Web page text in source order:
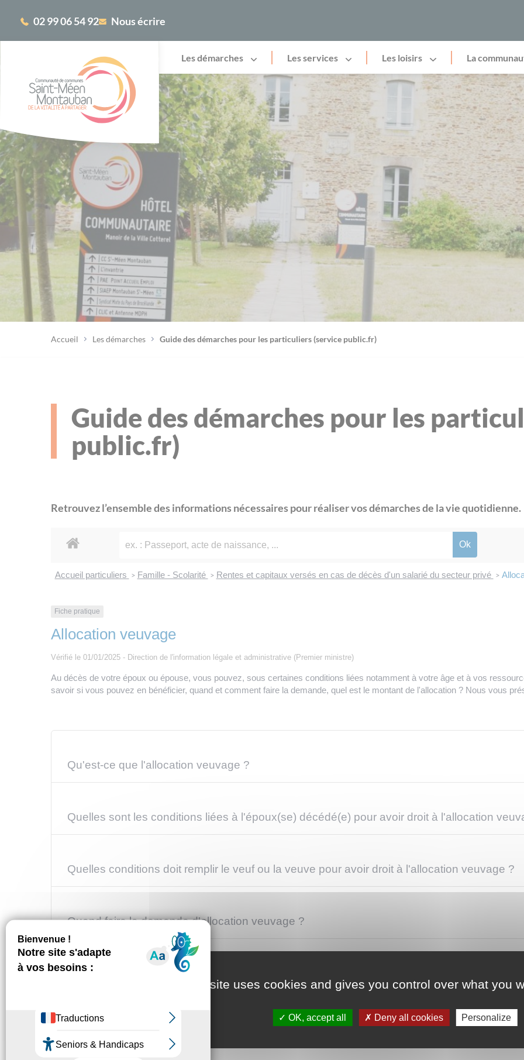
02 99 06 54 92 Nous écrire
Les démarches Les services Les loisirs La
Accueil Les démarches Guide des démarches pour les particuliers (service public.fr)
Guide des démarches pour les
public.fr)
Retrouvez l’ensemble des informations nécessaires pour réaliser vos démarches de la vie quotidienne.
Accueil particuliers > Famille - Scolarité > Rentes et capitaux versés en cas de décès d'un salarié du secteur privé >
Fiche pratique
Allocation veuvage
Vérifié le 01/01/2025 - Direction de l'information légale et administrative (Premier ministre)
Au décès de votre époux ou épouse, vous pouvez, sous certaines conditions liées notamment à votre âge et à vos
savoir si vous pouvez en bénéficier, quand et comment faire la demande, quel est le montant de l'allocation ? Nous vous
Qu'est-ce que l'allocation veuvage ?
Quelles sont les conditions liées à l'époux(se) décédé(e) pour avoir droit à l'allocation
Quelles conditions doit remplir le veuf ou la veuve pour avoir droit à l'allocation veuvage ?
Quand faire la demande d'allocation veuvage ?
Comment faire la demande d'allocation veuvage ?
Quel est le montant de l'allocation veuvage ?
This site uses cookies and gives you control over what you
OK, accept all Deny all cookies Personalize